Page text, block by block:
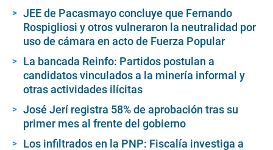
JEE de Pacasmayo concluye que Fernando
Rospigliosi y otros vulneraron la neutralidad por
uso de cámara en acto de Fuerza Popular
La bancada Reinfo: Partidos postulan a
candidatos vinculados a la minería informal y
otras actividades ilícitas
José Jerí registra 58% de aprobación tras su
primer mes al frente del gobierno
Los infiltrados en la PNP: Fiscalía investiga a